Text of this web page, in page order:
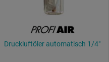
Druckluftöler automatisch 1/4"